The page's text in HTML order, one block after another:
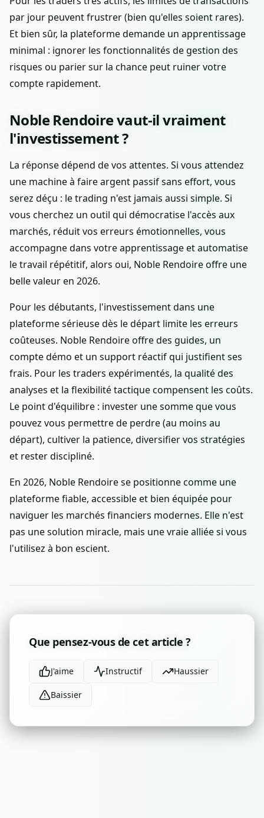
par jour peuvent frustrer (bien qu'elles soient rares).
Et bien sûr, la plateforme demande un apprentissage
minimal : ignorer les fonctionnalités de gestion des
risques ou parier sur la chance peut ruiner votre
compte rapidement.
Noble Rendoire vaut-il vraiment
l'investissement ?
La réponse dépend de vos attentes. Si vous attendez
une machine à faire argent passif sans effort, vous
serez déçu : le trading n'est jamais aussi simple. Si
vous cherchez un outil qui démocratise l'accès aux
marchés, réduit vos erreurs émotionnelles, vous
accompagne dans votre apprentissage et automatise
le travail répétitif, alors oui, Noble Rendoire offre une
belle valeur en 2026.
Pour les débutants, l'investissement dans une
plateforme sérieuse dès le départ limite les erreurs
coûteuses. Noble Rendoire offre des guides, un
compte démo et un support réactif qui justifient ses
frais. Pour les traders expérimentés, la qualité des
analyses et la flexibilité tactique compensent les coûts.
Le point d'équilibre : invester une somme que vous
pouvez vous permettre de perdre (au moins au
départ), cultiver la patience, diversifier vos stratégies
et rester discipliné.
En 2026, Noble Rendoire se positionne comme une
plateforme fiable, accessible et bien équipée pour
naviguer les marchés financiers modernes. Elle n'est
pas une solution miracle, mais une vraie alliée si vous
l'utilisez à bon escient.
Que pensez-vous de cet article ?
J'aime Instructif Haussier
Baissier